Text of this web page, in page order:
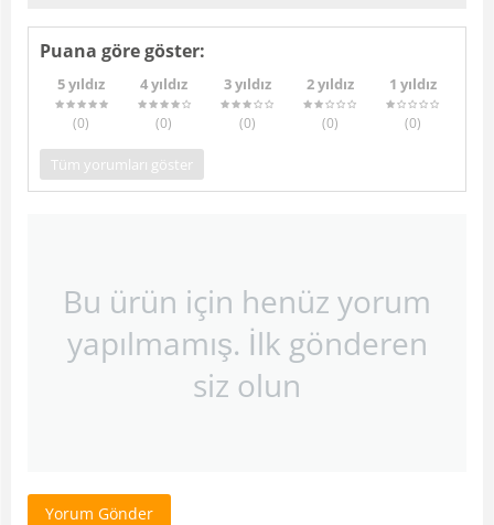
Puana göre göster:
5 yıldız
(0)
4 yıldız
(0)
3 yıldız
(0)
2 yıldız
(0)
1 yıldız
(0)
Tüm yorumları göster
Bu ürün için henüz yorum
yapılmamış. İlk gönderen
siz olun
Yorum Gönder